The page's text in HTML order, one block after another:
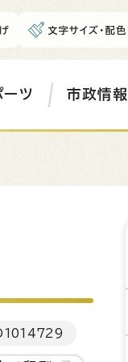
文字サイズ・配色
ーツ 市政情報
1014729